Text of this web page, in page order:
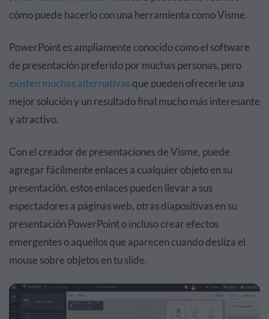
cómo puede hacerlo con una herramienta como Visme.
PowerPoint es ampliamente conocido como el software
de presentación preferido por muchas personas, pero
existen muchas alternativasque pueden ofrecerle una
mejor solución y un resultado final mucho más interesante
y atractivo.
Con el creador de presentaciones de Visme, puede
agregar fácilmente enlaces a cualquier objeto en su
presentación, estos enlaces pueden llevar a sus
espectadores a páginas web, otras diapositivas en su
presentación PowerPoint o incluso crear efectos
emergentes o aquellos que aparecen cuando desliza el
mouse sobre objetos en tu slide.